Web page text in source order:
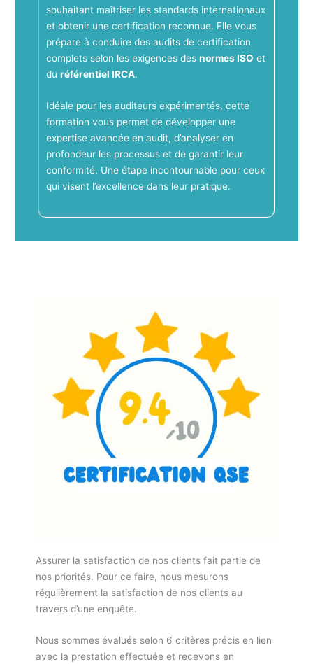
souhaitant maîtriser les standards internationaux
et obtenir une certification reconnue. Elle vous
prépare à conduire des audits de certification
complets selon les exigences des normes ISO et
du référentiel IRCA.
Idéale pour les auditeurs expérimentés, cette
formation vous permet de développer une
expertise avancée en audit, d’analyser en
profondeur les processus et de garantir leur
conformité. Une étape incontournable pour ceux
qui visent l’excellence dans leur pratique.
Assurer la satisfaction de nos clients fait partie de
nos priorités. Pour ce faire, nous mesurons
régulièrement la satisfaction de nos clients au
travers d’une enquête.
Nous sommes évalués selon 6 critères précis en lien
avec la prestation effectuée et recevons en